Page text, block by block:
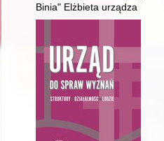
Binia" Elżbieta urządza na